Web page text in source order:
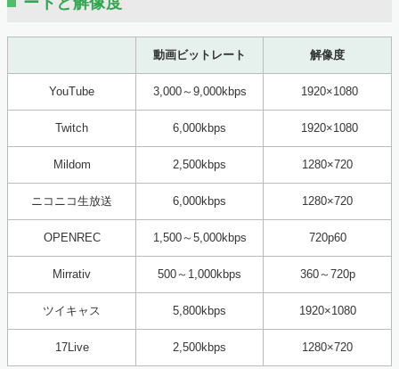
動画ビットレート 解像度
YouTube 3,000～9,000kbps 1920×1080
Twitch 6,000kbps 1920×1080
Mildom 2,500kbps 1280×720
ニコニコ生放送 6,000kbps 1280×720
OPENREC 1,500～5,000kbps 720p60
Mirrativ 500～1,000kbps 360～720p
ツイキャス 5,800kbps 1920×1080
17Live 2,500kbps 1280×720